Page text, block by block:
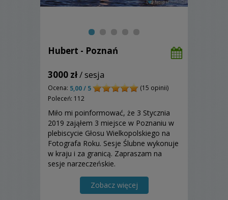
Hubert - Poznań
3000 zł/ sesja
Ocena: 5,00 / 5
(15 opinii)
Poleceń: 112
Miło mi poinformować, że 3 Stycznia
2019 zająłem 3 miejsce w Poznaniu w
plebiscycie Głosu Wielkopolskiego na
Fotografa Roku. Sesje Ślubne wykonuje
w kraju i za granicą. Zapraszam na
sesje narzeczeńskie.
Zobacz więcej